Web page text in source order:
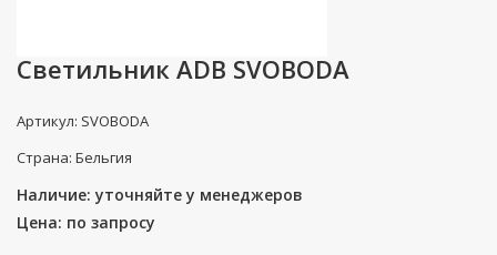
Светильник ADB SVOBODA
Артикул: SVOBODA
Страна: Бельгия
Наличие: уточняйте у менеджеров
Цена: по запросу